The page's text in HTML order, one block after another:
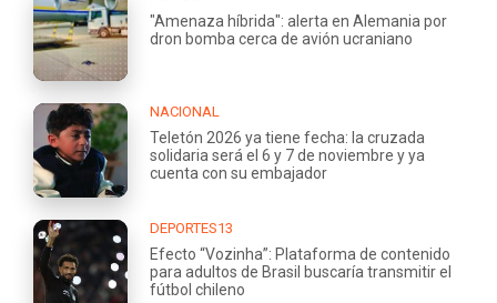
"Amenaza híbrida": alerta en Alemania por
dron bomba cerca de avión ucraniano
NACIONAL
Teletón 2026 ya tiene fecha: la cruzada
solidaria será el 6 y 7 de noviembre y ya
cuenta con su embajador
DEPORTES13
Efecto “Vozinha”: Plataforma de contenido
para adultos de Brasil buscaría transmitir el
fútbol chileno